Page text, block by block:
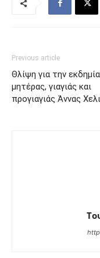
Previous article
Θλίψη για την
μητέρας, γιαγιάς και
προγιαγιάς Άννας